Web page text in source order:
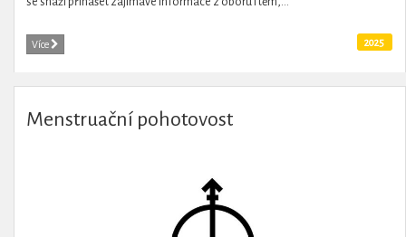
Více 2025
Menstruační pohotovost